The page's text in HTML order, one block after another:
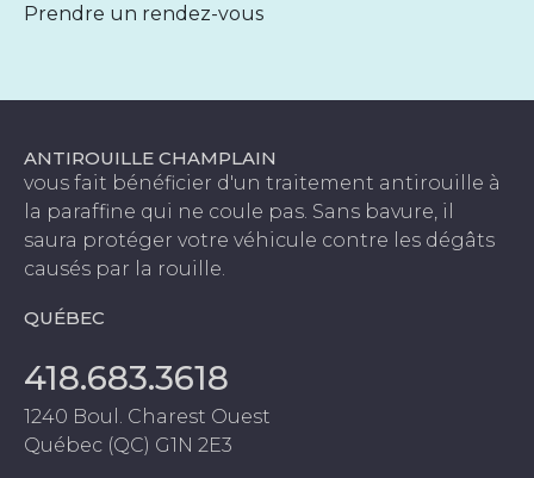
Prendre un rendez-vous
ANTIROUILLE CHAMPLAIN
vous fait bénéficier d'un traitement antirouille à
la paraffine qui ne coule pas. Sans bavure, il
saura protéger votre véhicule contre les dégâts
causés par la rouille.
QUÉBEC
418.683.3618
1240 Boul. Charest Ouest
Québec (QC) G1N 2E3